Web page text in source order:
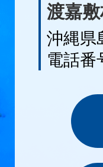
渡嘉
沖縄県
電話番